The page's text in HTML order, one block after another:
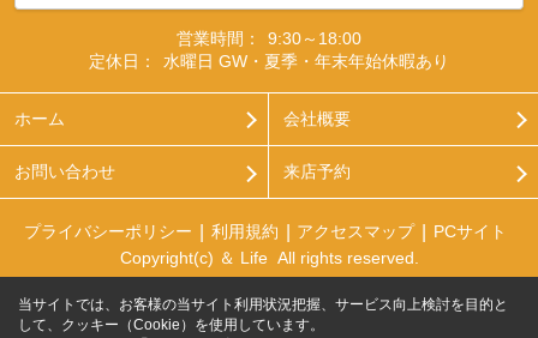
営業時間：
9:30～18:00
定休日：
水曜日 GW・夏季・年末年始休暇あり
ホーム 会社概要
お問い合わせ 来店予約
プライバシーポリシー 利用規約 アクセスマップ
PCサイト
Copyright(c) ＆ Life All rights reserved.
当サイトでは、お客様の当サイト利用状況把握、サービス向上検討を目的と
して、クッキー（Cookie）を使用しています。